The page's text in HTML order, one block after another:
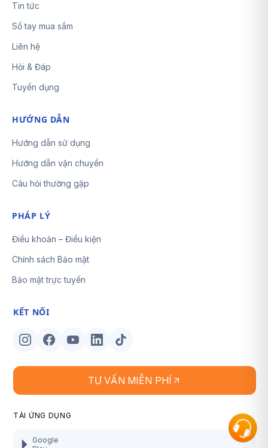
Tin tức
Sổ tay mua sắm
Liên hệ
Hỏi & Đáp
Tuyển dụng
HƯỚNG DẪN
Hướng dẫn sử dụng
Hướng dẫn vận chuyển
Câu hỏi thường gặp
PHÁP LÝ
Điều khoản – Điều kiện
Chính sách Bảo mật
Bảo mật trực tuyến
KẾT NỐI
TƯ VẤN MIỄN PHÍ
TẢI ỨNG DỤNG
Google